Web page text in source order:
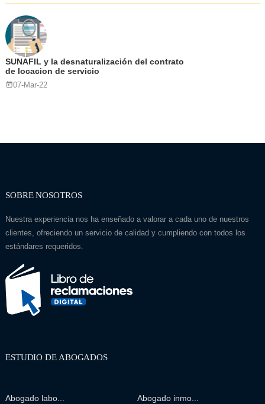
SUNAFIL y la desnaturalización del contrato
de locacion de servicio
07-Mar-22
SOBRE NOSOTROS
Nuestra experiencia nos ha enseñado a valorar a cada uno de nuestros
clientes, ofreciendo un servicio de calidad y cumpliendo con todos los
estándares requeridos.
ESTUDIO DE ABOGADOS
Abogado labo... Abogado inmo...